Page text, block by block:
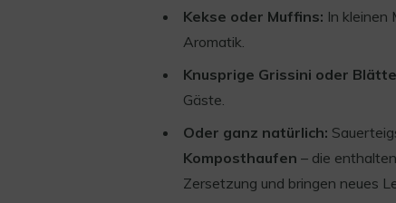
Kekse oder Muffins: In kleinen
Aromatik.
Knusprige Grissini oder
Gäste.
Oder ganz natürlich:
Komposthaufen – die
Zersetzung und bringen neues